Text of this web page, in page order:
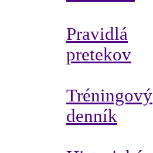
Pravidlá
pretekov
Tréningový
denník